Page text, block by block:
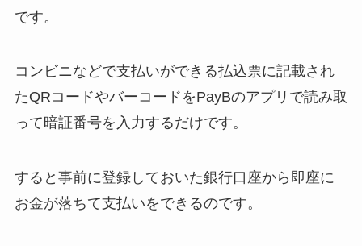
です。
コンビニなどで支払いができる払込票に記載され
たQRコードやバーコードをPayBのアプリで読み取
って暗証番号を入力するだけです。
すると事前に登録しておいた銀行口座から即座に
お金が落ちて支払いをできるのです。